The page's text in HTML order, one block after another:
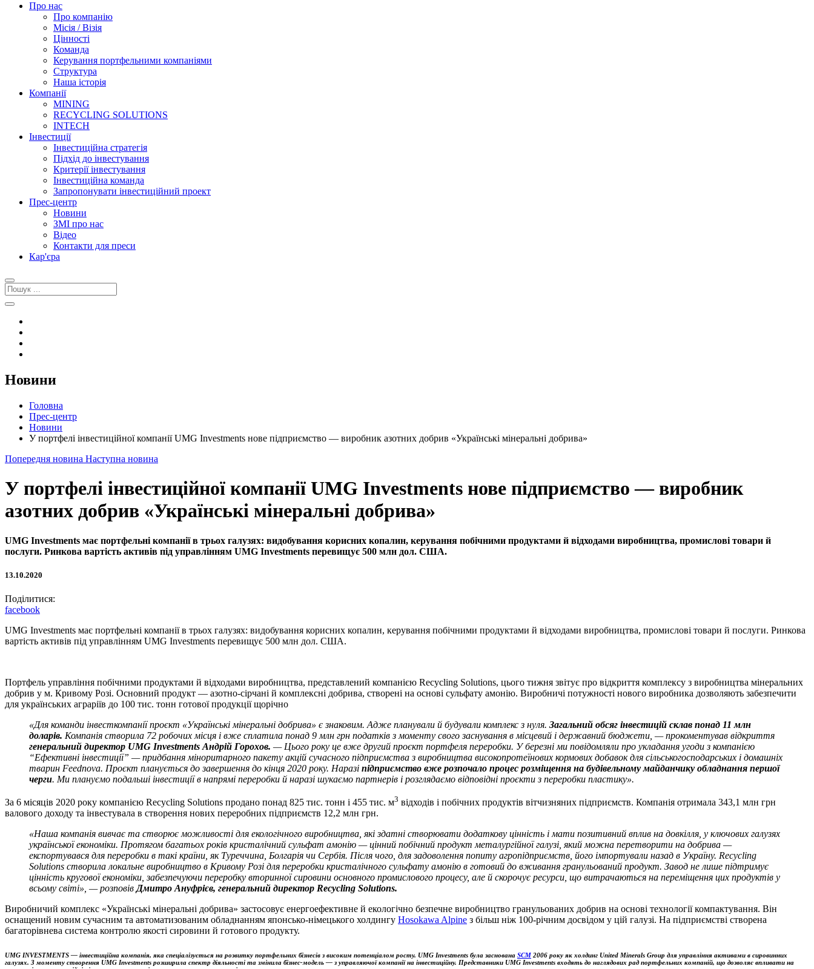
Про нас
Про компанію
Місія / Візія
Цінності
Команда
Керування портфельними компаніями
Структура
Наша історія
Компанії
MINING
RECYCLING SOLUTIONS
INTECH
Інвестиції
Інвестиційна стратегія
Підхід до інвестування
Критерії інвестування
Інвестиційна команда
Запропонувати інвестиційний проект
Прес-центр
Новини
ЗМІ про нас
Відео
Контакти для преси
Кар'єра
Новини
Головна
Прес-центр
Новини
У портфелі інвестиційної компанії UMG Investments нове підприємство — виробник азотних добрив «Українські мінеральні добрива»
Попередня новина Наступна новина
У портфелі інвестиційної компанії UMG Investments нове підприємство — виробник
азотних добрив «Українські мінеральні добрива»
UMG Investments має портфельні компанії в трьох галузях: видобування корисних копалин, керування побічними продуктами й відходами виробництва, промислові товари й
послуги. Ринкова вартість активів під управлінням UMG Investments перевищує 500 млн дол. США.
13.10.2020
Поділитися:
facebook
UMG Investments має портфельні компанії в трьох галузях: видобування корисних копалин, керування побічними продуктами й відходами виробництва, промислові товари й послуги. Ринкова
вартість активів під управлінням UMG Investments перевищує 500 млн дол. США.
Портфель управління побічними продуктами й відходами виробництва, представлений компанією Recycling Solutions, цього тижня звітує про відкриття комплексу з виробництва мінеральних
добрив у м. Кривому Розі. Основний продукт — азотно-сірчані й комплексні добрива, створені на основі сульфату амонію. Виробничі потужності нового виробника дозволяють забезпечити
для українських аграріїв до 100 тис. тонн готової продукції щорічно
«Для команди інвесткомпанії проєкт «Українські мінеральні добрива» є знаковим. Адже планували й будували комплекс з нуля. Загальний обсяг інвестицій склав понад 11 млн
доларів. Компанія створила 72 робочих місця і вже сплатила понад 9 млн грн податків з моменту свого заснування в місцевий і державний бюджети, —прокоментував відкриття
генеральний директор UMG Investments Андрій Горохов. — Цього року це вже другий проєкт портфеля переробки. У березні ми повідомляли про укладання угоди з компанією
“Ефективні інвестиції” — придбання міноритарного пакету акцій сучасного підприємства з виробництва високопротеїнових кормових добавок для сільськогосподарських і домашніх
тварин Feednova. Проєкт планується до завершення до кінця 2020 року. Наразі підприємство вже розпочало процес розміщення на будівельному майданчику обладнання першої
черги. Ми плануємо подальші інвестиції в напрямі переробки й наразі шукаємо партнерів і розглядаємо відповідні проєкти з переробки пластику».
За 6 місяців 2020 року компанією Recycling Solutions продано понад 825 тис. тонн і 455 тис. м3 відходів і побічних продуктів вітчизняних підприємств. Компанія отримала 343,1 млн грн
валового доходу та інвестувала в створення нових переробних підприємств 12,2 млн грн.
«Наша компанія вивчає та створює можливості для екологічного виробництва, які здатні створювати додаткову цінність і мати позитивний вплив на довкілля, у ключових галузях
української економіки. Протягом багатьох років кристалічний сульфат амонію — цінний побічний продукт металургійної галузі, який можна перетворити на добрива —
експортувався для переробки в такі країни, як Туреччина, Болгарія чи Сербія. Після чого, для задоволення попиту агропідприємств, його імпортували назад в Україну. Recycling
Solutions створила локальне виробництво в Кривому Розі для переробки кристалічного сульфату амонію в готовий до вживання гранульований продукт. Завод не лише підтримує
цінність кругової економіки, забезпечуючи переробку вторинної сировини основного промислового процесу, але й скорочує ресурси, що витрачаються на переміщення цих продуктів у
всьому світі», — розповів Дмитро Ануфрієв, генеральний директор Recycling Solutions.
Виробничий комплекс «Українські мінеральні добрива» застосовує енергоефективне й екологічно безпечне виробництво гранульованих добрив на основі технології компактування. Він
оснащений новим сучасним та автоматизованим обладнанням японсько-німецького холдингу Hosokawa Alpine з більш ніж 100-річним досвідом у цій галузі. На підприємстві створена
багаторівнева система контролю якості сировини й готового продукту.
UMG INVESTMENTS— інвестиційна компанія, яка спеціалізується на розвитку портфельних бізнесів з високим потенціалом росту. UMG Investments була заснована SCM 2006 року як холдинг United Minerals Group для управління активами в сировинних
галузях. З моменту створення UMG Investments розширила спектр діяльності та змінила бізнес-модель — з управляючої компанії на інвестиційну. Представники UMG Investments входять до наглядових рад портфельних компаній, що дозволяє впливати на